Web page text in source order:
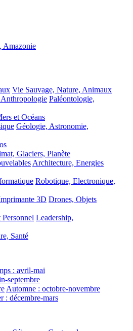
Amazonie
Vie Sauvage, Nature, Animaux
Paléontologie,
et Océans
Géologie, Astronomie,
Glaciers, Planète
Architecture, Energies
Robotique, Electronique,
3D Drones, Objets
Leadership,
Santé
: avril-mai
septembre
Automne : octobre-novembre
: décembre-mars